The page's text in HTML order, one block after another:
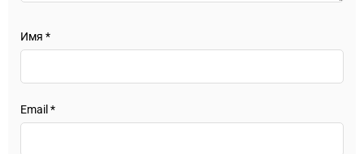
Имя *
Email *